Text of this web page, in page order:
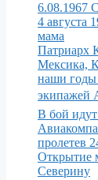
6.08.1967
4 августа
мама
Патриарх
Мексика,
наши годы
экипажей
В бой
пролетев
Открытие
Северину